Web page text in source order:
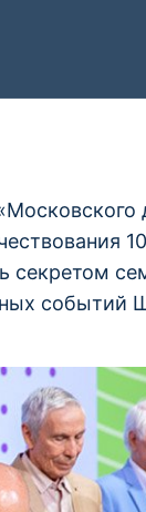
секретом
событий